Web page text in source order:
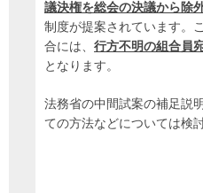
議決権を総会の決議から除
制度が提案されています。
合には、 行方不明の組合員
となります。
法務省の中間試案の補足説
ての方法などについては検